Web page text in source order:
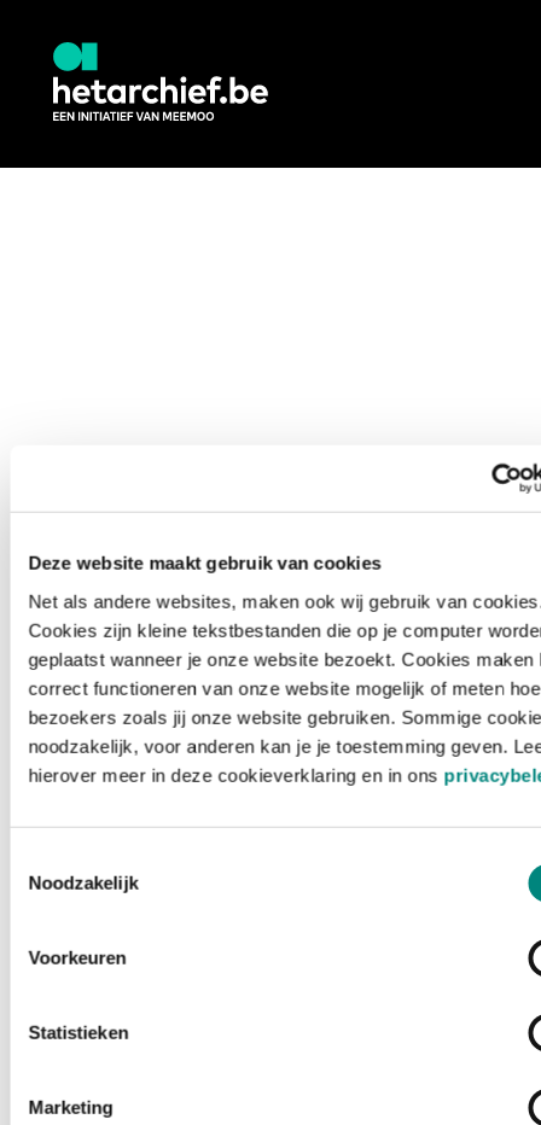
Deze website maakt gebruik van cookies
Net als andere websites, maken ook wij gebruik van
Cookies zijn kleine tekstbestanden die op je computer
geplaatst wanneer je onze website bezoekt. Cookies maken
correct functioneren van onze website mogelijk of meten hoe
bezoekers zoals jij onze website gebruiken. Sommige
noodzakelijk, voor anderen kan je je toestemming geven.
hierover meer in deze cookieverklaring en in ons
Noodzakelijk
Voorkeuren
Statistieken
Marketing